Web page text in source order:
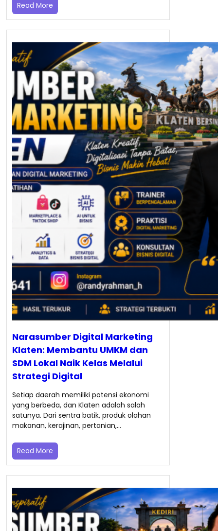
Read More
Narasumber Digital Marketing
Klaten: Membantu UMKM dan
SDM Lokal Naik Kelas Melalui
Strategi Digital
Setiap daerah memiliki potensi ekonomi
yang berbeda, dan Klaten adalah salah
satunya. Dari sentra batik, produk olahan
makanan, kerajinan, pertanian,…
Read More